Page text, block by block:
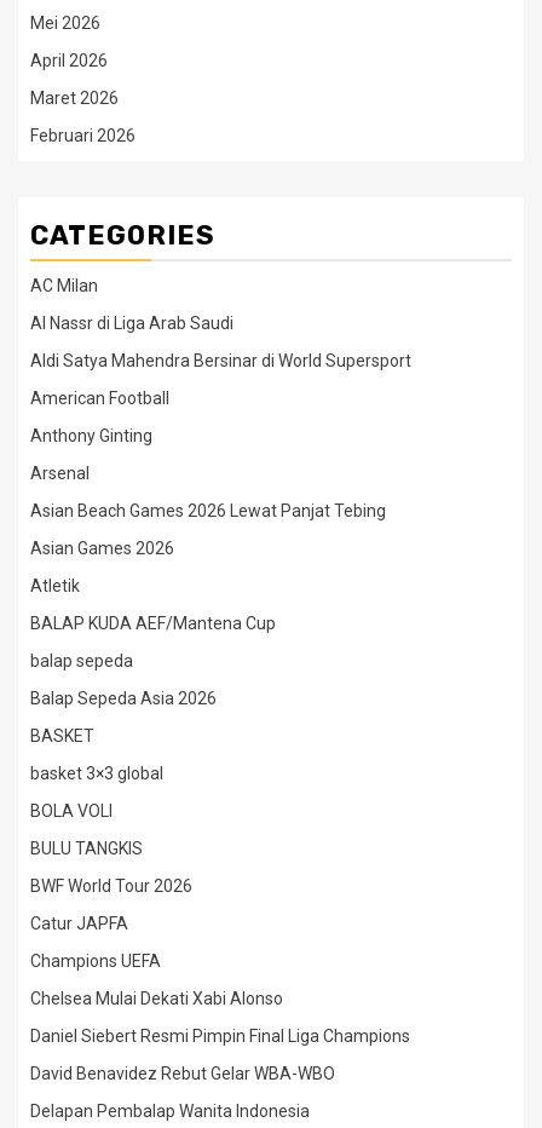
Mei 2026
April 2026
Maret 2026
Februari 2026
CATEGORIES
AC Milan
Al Nassr di Liga Arab Saudi
Aldi Satya Mahendra Bersinar di World Supersport
American Football
Anthony Ginting
Arsenal
Asian Beach Games 2026 Lewat Panjat Tebing
Asian Games 2026
Atletik
BALAP KUDA AEF/Mantena Cup
balap sepeda
Balap Sepeda Asia 2026
BASKET
basket 3×3 global
BOLA VOLI
BULU TANGKIS
BWF World Tour 2026
Catur JAPFA
Champions UEFA
Chelsea Mulai Dekati Xabi Alonso
Daniel Siebert Resmi Pimpin Final Liga Champions
David Benavidez Rebut Gelar WBA-WBO
Delapan Pembalap Wanita Indonesia